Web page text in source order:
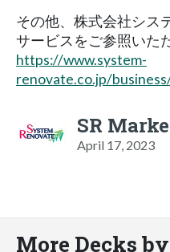
その他、株式会社シス
サービスをご参照いた
https://www.system-
renovate.co.jp/
SR
April 17, 2023
More Decks